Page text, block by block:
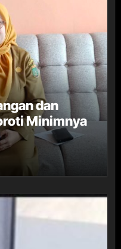
dan
Minimnya